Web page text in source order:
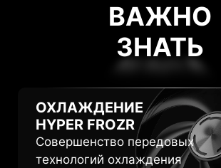
ВАЖНО
ЗНАТЬ
ЗНАТЬ
ОХЛАЖДЕНИЕ
HYPER FROZR
Совершенство передовых
технологий охлаждения